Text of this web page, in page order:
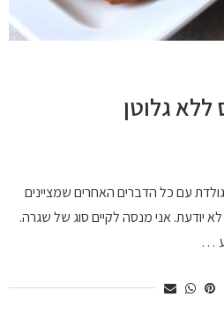
ללא גלוטן
עם כל הדברים האחרים שמציינים
יודעת. אני מנסה לקיים סוג של שגרה.